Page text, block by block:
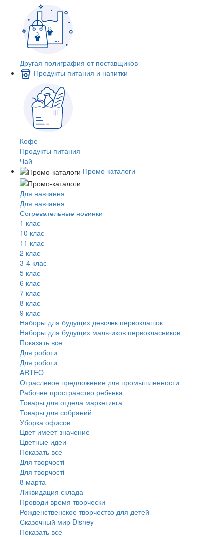
Другая полиграфия от поставщиков
Продукты питания и напитки
Кофе
Продукты питания
Чай
Промо-каталоги
Для навчання
Для навчання
Согревательные новинки
1 клас
10 клас
11 клас
2 клас
3-4 клас
5 клас
6 клас
7 клас
8 клас
9 клас
Наборы для будущих девочек первоклашок
Наборы для будущих мальчиков первокласников
Показать все
Для роботи
Для роботи
ARTEO
Отраслевое предложение для промышленности
Рабочее пространство ребенка
Товары для отдела маркетинга
Товары для собраний
Уборка офисов
Цвет имеет значение
Цветные идеи
Показать все
Для творчостi
Для творчостi
8 марта
Ликвидация склада
Проводи время творчески
Рожденственское творчество для детей
Сказочный мир Disney
Показать все